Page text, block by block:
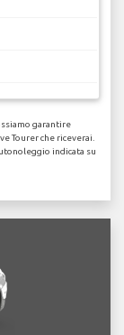
garantire
Tourer che riceverai.
indicata su